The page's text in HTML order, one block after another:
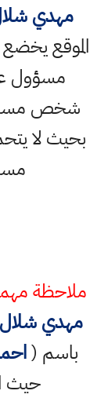
مهدي
الموقع يخضع
مسؤول
شخص
بحيث لا
ملاحظة
مهدي شلال
باسم (
حيث